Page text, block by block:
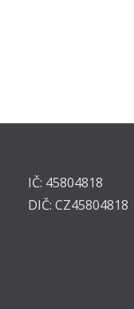
IČ: 45804818
DIČ: CZ45804818